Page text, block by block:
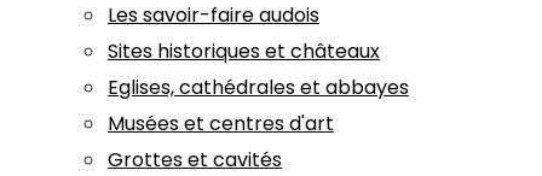
Les savoir-faire audois
Sites historiques et châteaux
Eglises, cathédrales et abbayes
Musées et centres d'art
Grottes et cavités